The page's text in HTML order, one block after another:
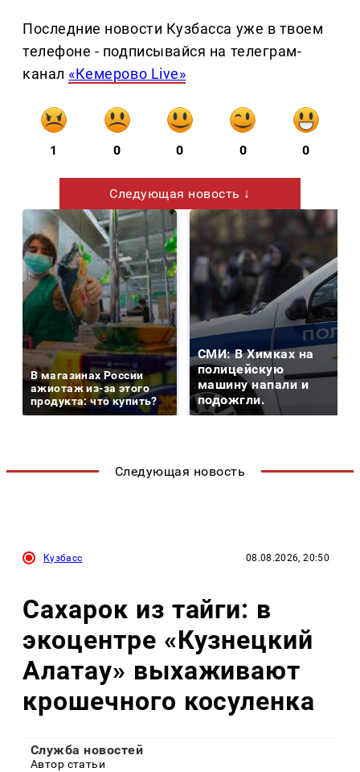
Последние новости Кузбасса уже в твоем
телефоне - подписывайся на телеграм-
канал «Кемерово Live»
1 0 0 0 0
Следующая новость ↓
В магазинах России
ажиотаж из-за этого
продукта: что купить?
СМИ: В Химках на
полицейскую
машину напали и
подожгли.
Следующая новость
Кузбасс 08.08.2026, 20:50
Сахарок из тайги: в
экоцентре «Кузнецкий
Алатау» выхаживают
крошечного косуленка
Служба новостей
Автор статьи